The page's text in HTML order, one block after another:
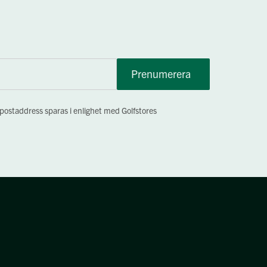
Prenumerera
sparas i enlighet med Golfstores